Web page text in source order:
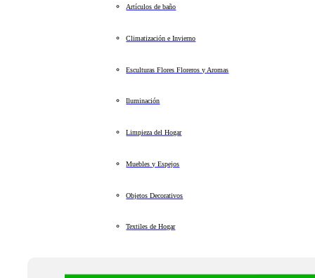
Artículos de baño
Climatización e Invierno
Esculturas Flores Floreros y Aromas
Iluminación
Limpieza del Hogar
Muebles y Espejos
Objetos Decorativos
Textiles de Hogar